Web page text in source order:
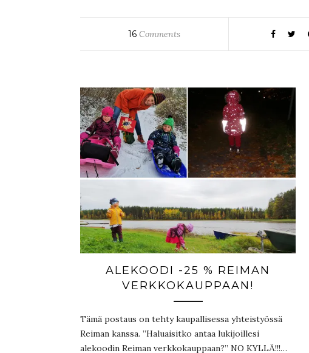
16 Comments
ALEKOODI -25 % REIMAN
VERKKOKAUPPAAN!
Tämä postaus on tehty kaupallisessa yhteistyössä
Reiman kanssa. ”Haluaisitko antaa lukijoillesi
alekoodin Reiman verkkokauppaan?” NO KYLLÄ!!!…